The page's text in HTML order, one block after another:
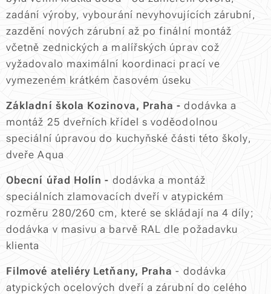
zadání výroby, vybourání nevyhovujících zárubní,
zazdění nových zárubní až po finální montáž
včetně zednických a malířských úprav což
vyžadovalo maximální koordinaci prací ve
vymezeném krátkém časovém úseku
Základní škola Kozinova, Praha -dodávka a
montáž 25 dveřních křídel s voděodolnou
speciální úpravou do kuchyňské části této školy,
dveře Aqua
Obecní úřad Holín - dodávka a montáž
speciálních zlamovacích dveří v atypickém
rozměru 280/260 cm, které se skládají na 4 díly;
dodávka v masivu a barvě RAL dle požadavku
klienta
Filmové ateliéry Letňany, Praha - dodávka
atypických ocelových dveří a zárubní do celého